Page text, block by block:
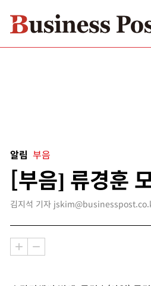
알림 부음
[부음] 류경훈
김지석 기자